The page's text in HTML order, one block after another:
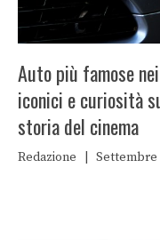
Auto più famose
iconici e curiosità
storia del cinema
Redazione Settembre